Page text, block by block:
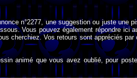
n°2277, une suggestion ou juste une
Vous pouvez également répondre ici
cherchiez. Vos retours sont appréciés par
animé que vous avez oublié, pour